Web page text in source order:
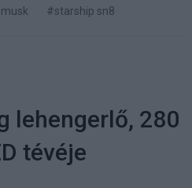
#starship sn8
lehengerlő, 280
tévéje